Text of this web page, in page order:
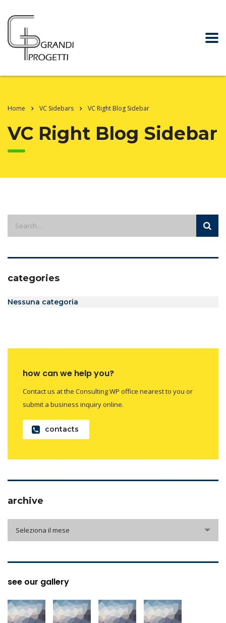
Home VC Sidebars VC Right Blog Sidebar
VC Right Blog Sidebar
categories
Nessuna categoria
how can we help you?
Contact us at the Consulting WP office nearest to you or
submit a business inquiry online.
contacts
archive
Seleziona il mese
see our gallery